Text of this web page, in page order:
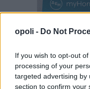
opoli - Do Not
If you wish to opt-out
processing of your
targeted advertising by
section to confirm your